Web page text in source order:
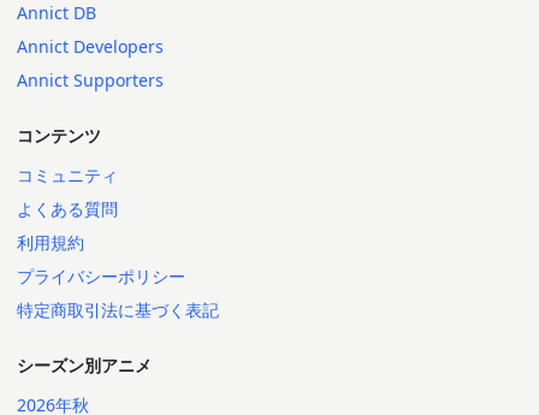
Annict DB
Annict Developers
Annict Supporters
コンテンツ
コミュニティ
よくある質問
利用規約
プライバシーポリシー
特定商取引法に基づく表記
シーズン別アニメ
2026年秋